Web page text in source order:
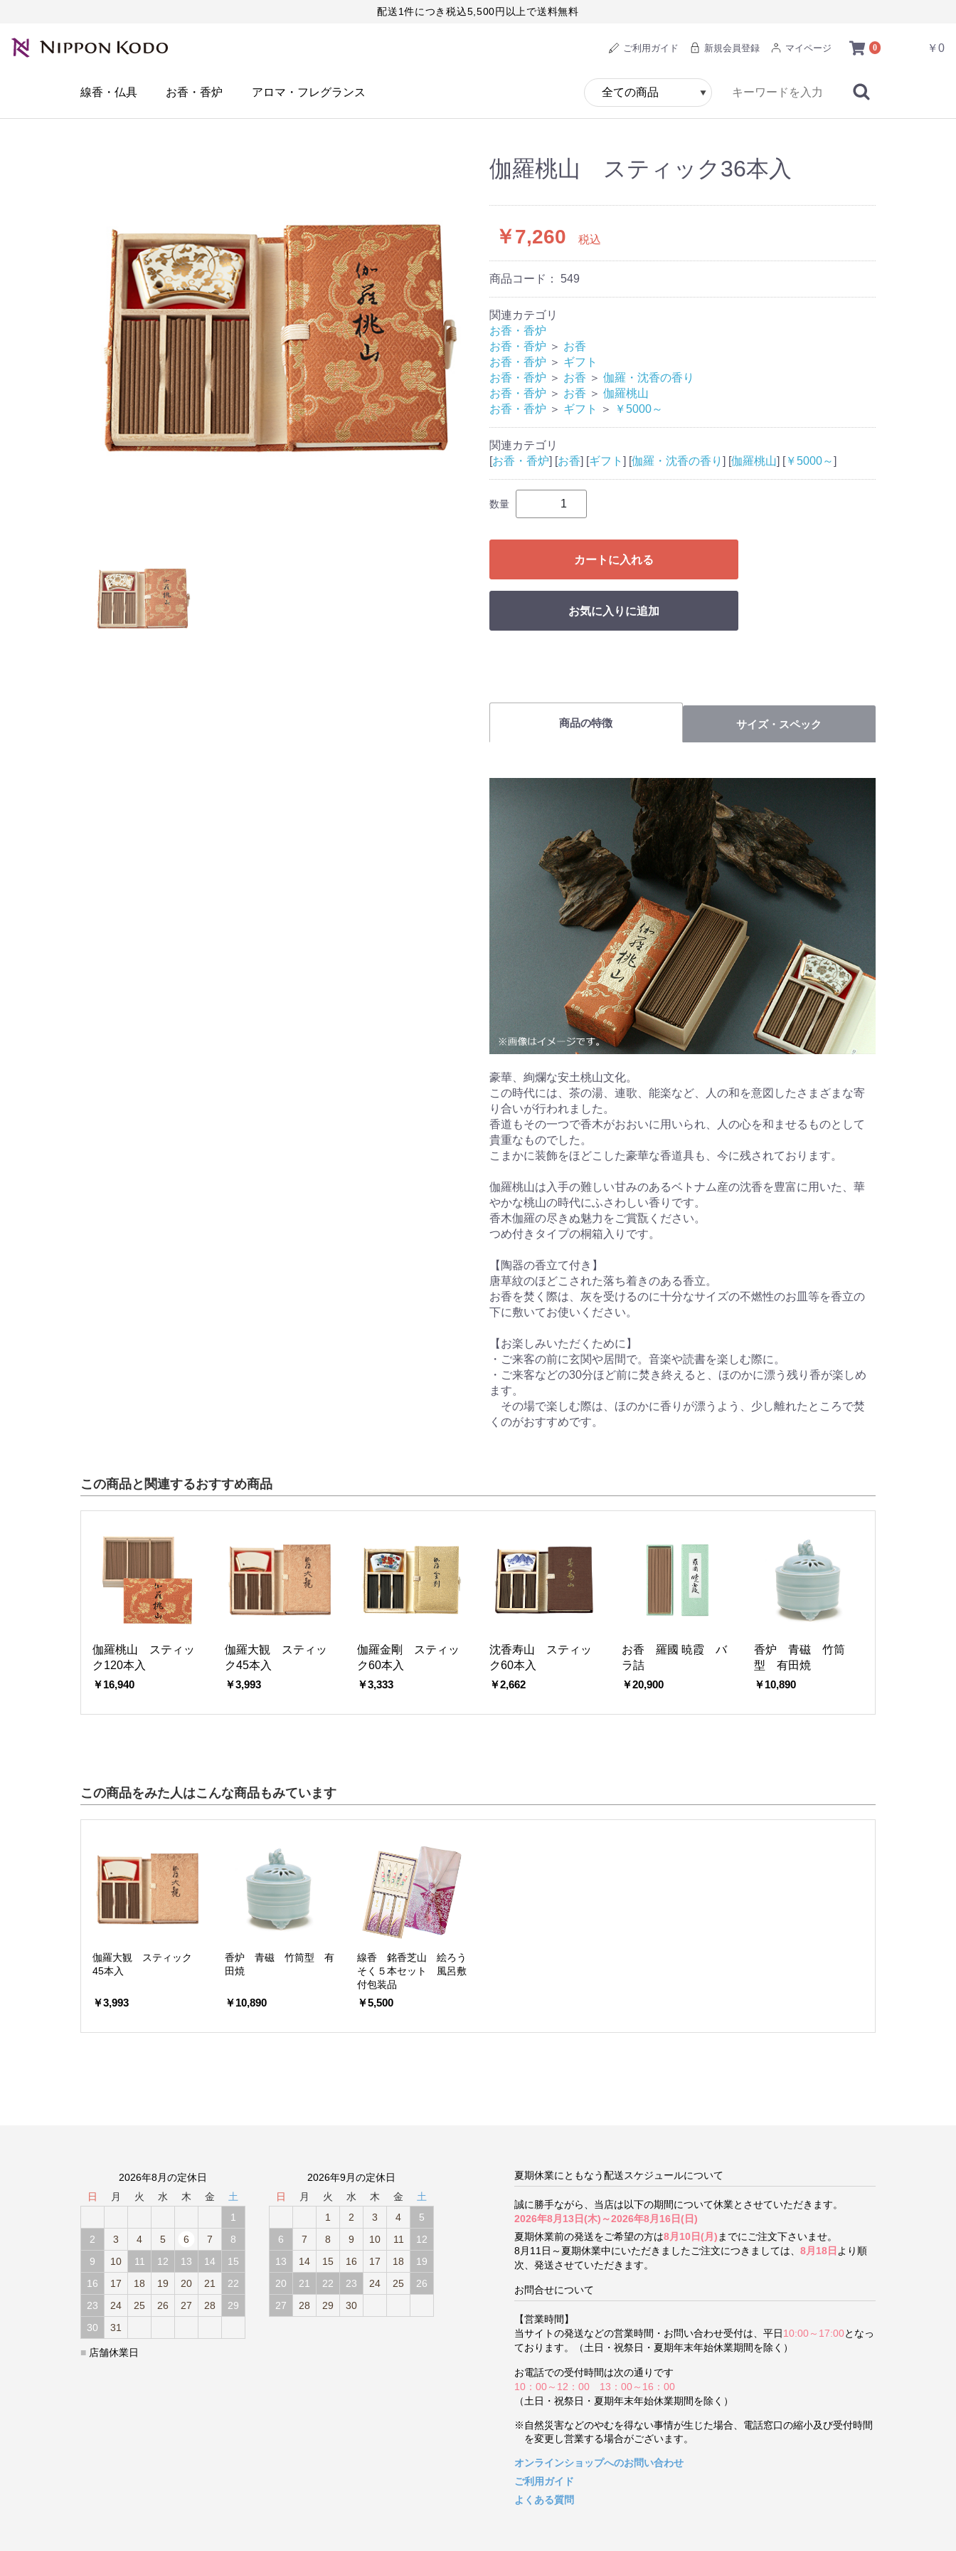
配送1件につき税込5,500円以上で送料無料
0 ￥0
ご利用ガイド 新規会員登録 マイページ
線香・仏具 お香・香炉 アロマ・フレグランス
伽羅桃山 スティック36本入
￥7,260 税込
商品コード： 549
関連カテゴリ
お香・香炉
お香・香炉 ＞ お香
お香・香炉 ＞ ギフト
お香・香炉 ＞ お香 ＞ 伽羅・沈香の香り
お香・香炉 ＞ お香 ＞ 伽羅桃山
お香・香炉 ＞ ギフト ＞ ￥5000～
関連カテゴリ
[お香・香炉] [お香] [ギフト ] [伽羅・沈香の香り ] [伽羅桃山] [￥5000～]
数量
カートに入れる
お気に入りに追加
商品の特徴 サイズ・スペック
豪華、絢爛な安土桃山文化。
この時代には、茶の湯、連歌、能楽など、人の和を意図したさまざまな寄
り合いが行われました。
香道もその一つで香木がおおいに用いられ、人の心を和ませるものとして
貴重なものでした。
こまかに装飾をほどこした豪華な香道具も、今に残されております。
伽羅桃山は入手の難しい甘みのあるベトナム産の沈香を豊富に用いた、華
やかな桃山の時代にふさわしい香りです。
香木伽羅の尽きぬ魅力をご賞翫ください。
つめ付きタイプの桐箱入りです。
【陶器の香立て付き】
唐草紋のほどこされた落ち着きのある香立。
お香を焚く際は、灰を受けるのに十分なサイズの不燃性のお皿等を香立の
下に敷いてお使いください。
【お楽しみいただくために】
・ご来客の前に玄関や居間で。音楽や読書を楽しむ際に。
・ご来客などの30分ほど前に焚き終えると、ほのかに漂う残り香が楽しめ
ます。
その場で楽しむ際は、ほのかに香りが漂うよう、少し離れたところで焚
くのがおすすめです。
この商品と関連するおすすめ商品
伽羅桃山 スティッ
ク120本入
￥16,940
伽羅大観 スティッ
ク45本入
￥3,993
伽羅金剛 スティッ
ク60本入
￥3,333
沈香寿山 スティッ
ク60本入
￥2,662
お香 羅國 暁霞 バ
ラ詰
￥20,900
香炉 青磁 竹筒
型 有田焼
￥10,890
この商品をみた人はこんな商品もみています
伽羅大観 スティック
45本入
￥3,993
香炉 青磁 竹筒型 有
田焼
￥10,890
線香 銘香芝山 絵ろう
そく５本セット 風呂敷
付包装品
￥5,500
2026年8月の定休日
日
月 火 水 木 金
土
1
2
3 4 5 6 7
8
9
10 11 12 13 14
15
16
17 18 19 20 21
22
23
24 25 26 27 28
29
30
31
2026年9月の定休日
日
月 火 水 木 金
土
1
2 3 4
5
6
7 8 9 10 11
12
13
14 15 16 17 18
19
20
21 22 23 24 25
26
27
28 29 30
■ 店舗休業日
夏期休業にともなう配送スケジュールについて
誠に勝手ながら、当店は以下の期間について休業とさせていただきます。
2026年8月13日(木)～2026年8月16日(日)
夏期休業前の発送をご希望の方は8月10日(月) までにご注文下さいませ。
8月11日～夏期休業中にいただきましたご注文につきましては、 8月18日 より順
次、発送させていただきます。
お問合せについて
【営業時間】
当サイトの発送などの営業時間・お問い合わせ受付は、平日10:00～17:00となっ
ております。（土日・祝祭日・夏期年末年始休業期間を除く）
お電話での受付時間は次の通りです
10：00～12：00 13：00～16：00
（土日・祝祭日・夏期年末年始休業期間を除く）
※自然災害などのやむを得ない事情が生じた場合、電話窓口の縮小及び受付時間
を変更し営業する場合がございます。
オンラインショップへのお問い合わせ
ご利用ガイド
よくある質問